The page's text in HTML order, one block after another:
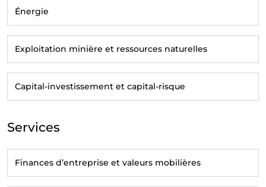
Énergie
Exploitation minière et ressources naturelles
Capital-investissement et capital-risque
Services
Finances d’entreprise et valeurs mobilières